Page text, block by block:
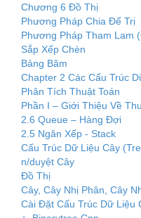
Chương 6 Đồ Thị
Phương Pháp Chia Để Trị
Phương Pháp Tham Lam
Sắp Xếp Chèn
Bảng Băm
Chapter 2 Các Cấu Trúc
Phân Tích Thuật Toán
Phần I – Giới Thiệu Về
2.6 Queue – Hàng Đợi
2.5 Ngăn Xếp ‐ Stack
Cấu Trúc Dữ Liệu Cây
n/duyệt Cây
Đồ Thị
Cây, Cây Nhị Phân, Cây
Cài Đặt Cấu Trúc Dữ Liệu